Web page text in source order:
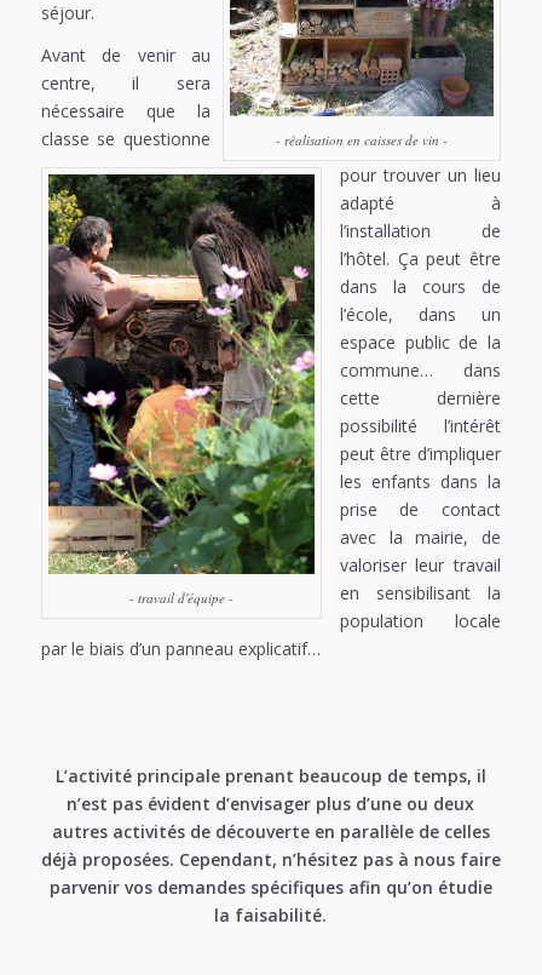
- réalisation en caisses de vin -
- travail d'équipe -
séjour.
Avant de venir au
centre, il sera
nécessaire que la
classe se questionne
pour trouver un lieu
adapté à
l’installation de
l’hôtel. Ça peut être
dans la cours de
l’école, dans un
espace public de la
commune… dans
cette dernière
possibilité l’intérêt
peut être d’impliquer
les enfants dans la
prise de contact
avec la mairie, de
valoriser leur travail
en sensibilisant la
population locale
par le biais d’un panneau explicatif…
L’activité principale prenant beaucoup de temps, il
n’est pas évident d’envisager plus d’une ou deux
autres activités de découverte en parallèle de celles
déjà proposées. Cependant, n’hésitez pas à nous faire
parvenir vos demandes spécifiques afin qu’on étudie
la faisabilité.